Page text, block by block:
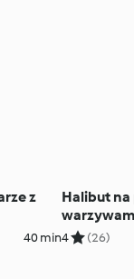
z
40 min
Halibut na
zielonym
4 (26)